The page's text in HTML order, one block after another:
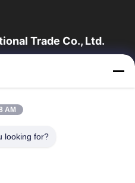
Trade Co., Ltd.
स्थापना 2002 में पशुधन उपकरण के
थी।
उत्पादों
गुणवत्ता नियंत्रण
AM
looking for?